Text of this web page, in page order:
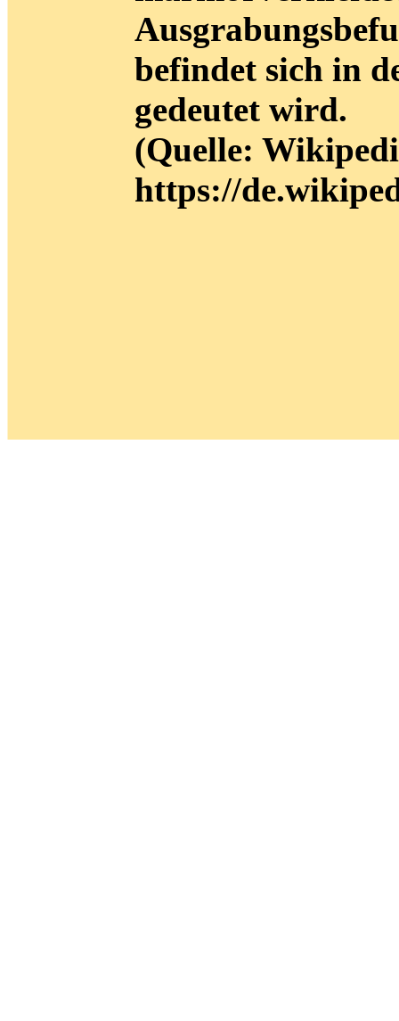
befindet sich in
gedeutet wird.
(Quelle:
https://